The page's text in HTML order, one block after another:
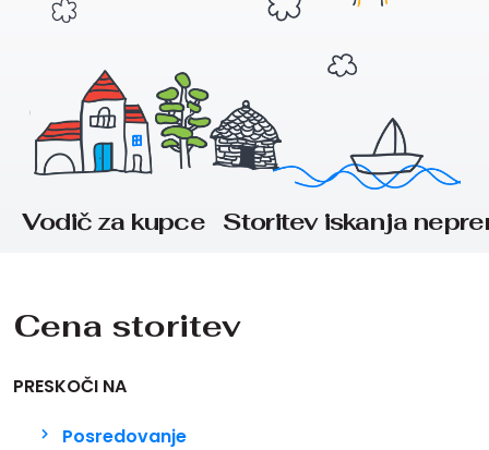
Vodič za kupce Storitev iskanja
Cena storitev
PRESKOČI NA
Posredovanje